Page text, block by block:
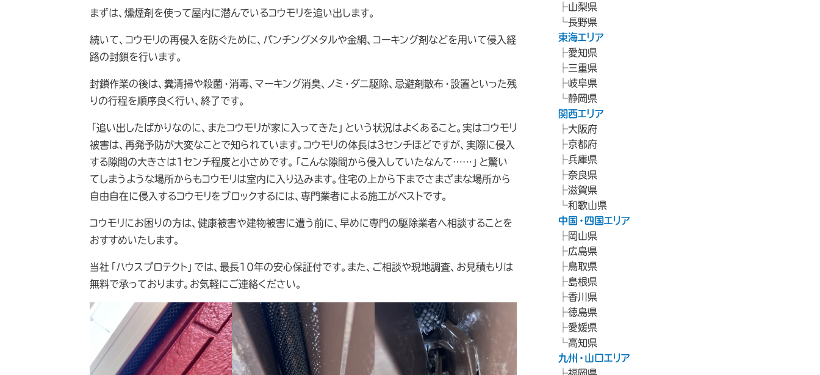
まずは、燻煙剤を使って屋内に潜んでいるコウモリを追い出します。
続いて、コウモリの再侵入を防ぐために、パンチングメタルや金網、コーキング剤などを用いて侵入経
路の封鎖を行います。
封鎖作業の後は、糞清掃や殺菌・消毒、マーキング消臭、ノミ・ダニ駆除、忌避剤散布・設置といった残
りの行程を順序良く行い、終了です。
「追い出したばかりなのに、またコウモリが家に入ってきた」という状況はよくあること。実はコウモリ
被害は、再発予防が大変なことで知られています。コウモリの体長は3センチほどですが、実際に侵入
する隙間の大きさは1センチ程度と小さめです。「こんな隙間から侵入していたなんて……」と驚い
てしまうような場所からもコウモリは室内に入り込みます。住宅の上から下までさまざまな場所から
自由自在に侵入するコウモリをブロックするには、専門業者による施工がベストです。
コウモリにお困りの方は、健康被害や建物被害に遭う前に、早めに専門の駆除業者へ相談することを
おすすめいたします。
当社「ハウスプロテクト」では、最長10年の安心保証付です。また、ご相談や現地調査、お見積もりは
無料で承っております。お気軽にご連絡ください。
山梨県
長野県
東海エリア
愛知県
三重県
岐阜県
静岡県
関西エリア
大阪府
京都府
兵庫県
奈良県
滋賀県
和歌山県
中国・四国エリア
岡山県
広島県
鳥取県
島根県
香川県
徳島県
愛媛県
高知県
九州・山口エリア
福岡県